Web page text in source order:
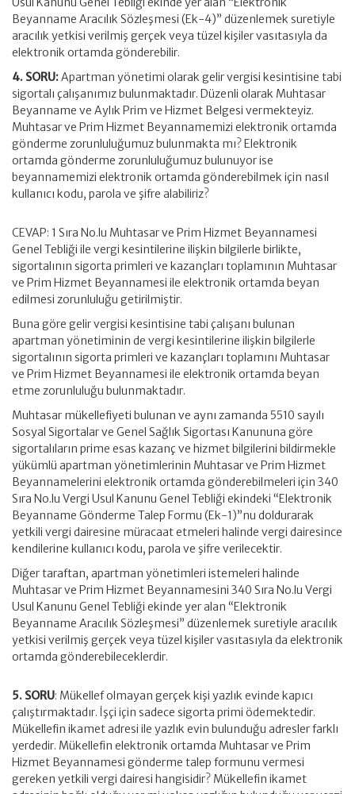
Beyanname Aracılık Sözleşmesi (Ek-4)” düzenlemek suretiyle
aracılık yetkisi verilmiş gerçek veya tüzel kişiler vasıtasıyla da
elektronik ortamda gönderebilir.
4. SORU:Apartman yönetimi olarak gelir vergisi kesintisine tabi
sigortalı çalışanımız bulunmaktadır. Düzenli olarak Muhtasar
Beyanname ve Aylık Prim ve Hizmet Belgesi vermekteyiz.
Muhtasar ve Prim Hizmet Beyannamemizi elektronik ortamda
gönderme zorunluluğumuz bulunmakta mı? Elektronik
ortamda gönderme zorunluluğumuz bulunuyor ise
beyannamemizi elektronik ortamda gönderebilmek için nasıl
kullanıcı kodu, parola ve şifre alabiliriz?
CEVAP: 1 Sıra No.lu Muhtasar ve Prim Hizmet Beyannamesi
Genel Tebliği ile vergi kesintilerine ilişkin bilgilerle birlikte,
sigortalının sigorta primleri ve kazançları toplamının Muhtasar
ve Prim Hizmet Beyannamesi ile elektronik ortamda beyan
edilmesi zorunluluğu getirilmiştir.
Buna göre gelir vergisi kesintisine tabi çalışanı bulunan
apartman yönetiminin de vergi kesintilerine ilişkin bilgilerle
sigortalının sigorta primleri ve kazançları toplamını Muhtasar
ve Prim Hizmet Beyannamesi ile elektronik ortamda beyan
etme zorunluluğu bulunmaktadır.
Muhtasar mükellefiyeti bulunan ve aynı zamanda 5510 sayılı
Sosyal Sigortalar ve Genel Sağlık Sigortası Kanununa göre
sigortalıların prime esas kazanç ve hizmet bilgilerini bildirmekle
yükümlü apartman yönetimlerinin Muhtasar ve Prim Hizmet
Beyannamelerini elektronik ortamda gönderebilmeleri için 340
Sıra No.lu Vergi Usul Kanunu Genel Tebliği ekindeki “Elektronik
Beyanname Gönderme Talep Formu (Ek-1)”nu doldurarak
yetkili vergi dairesine müracaat etmeleri halinde vergi dairesince
kendilerine kullanıcı kodu, parola ve şifre verilecektir.
Diğer taraftan, apartman yönetimleri istemeleri halinde
Muhtasar ve Prim Hizmet Beyannamesini 340 Sıra No.lu Vergi
Usul Kanunu Genel Tebliği ekinde yer alan “Elektronik
Beyanname Aracılık Sözleşmesi” düzenlemek suretiyle aracılık
yetkisi verilmiş gerçek veya tüzel kişiler vasıtasıyla da elektronik
ortamda gönderebileceklerdir.
5. SORU: Mükellef olmayan gerçek kişi yazlık evinde kapıcı
çalıştırmaktadır. İşçi için sadece sigorta primi ödemektedir.
Mükellefin ikamet adresi ile yazlık evin bulunduğu adresler farklı
yerdedir. Mükellefin elektronik ortamda Muhtasar ve Prim
Hizmet Beyannamesi gönderme talep formunu vermesi
gereken yetkili vergi dairesi hangisidir? Mükellefin ikamet